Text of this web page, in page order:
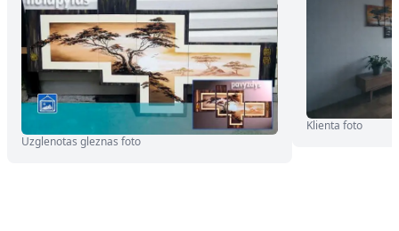
Uzglenotas gleznas foto
Klienta foto